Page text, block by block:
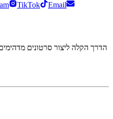
TikTok Email
הדרך הקלה ליצור סרטונים